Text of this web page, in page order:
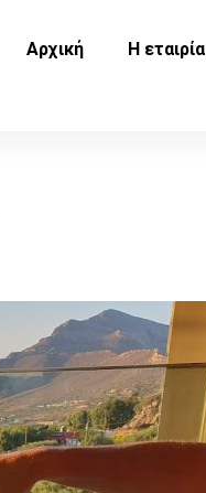
Αρχική Η εταιρία